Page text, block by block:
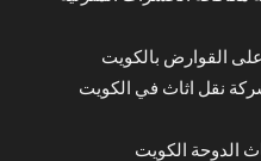
القوارض بالكويت
نقل اثاث في الكويت
الدوحة الكويت